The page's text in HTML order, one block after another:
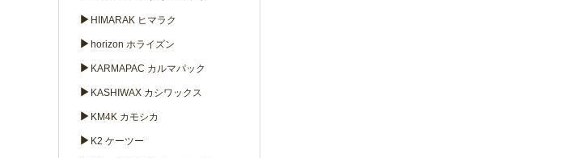
▶ HIMARAK ヒマラク
▶ horizon ホライズン
▶ KARMAPAC カルマパック
▶ KASHIWAX カシワックス
▶ KM4K カモシカ
▶ K2 ケーツー